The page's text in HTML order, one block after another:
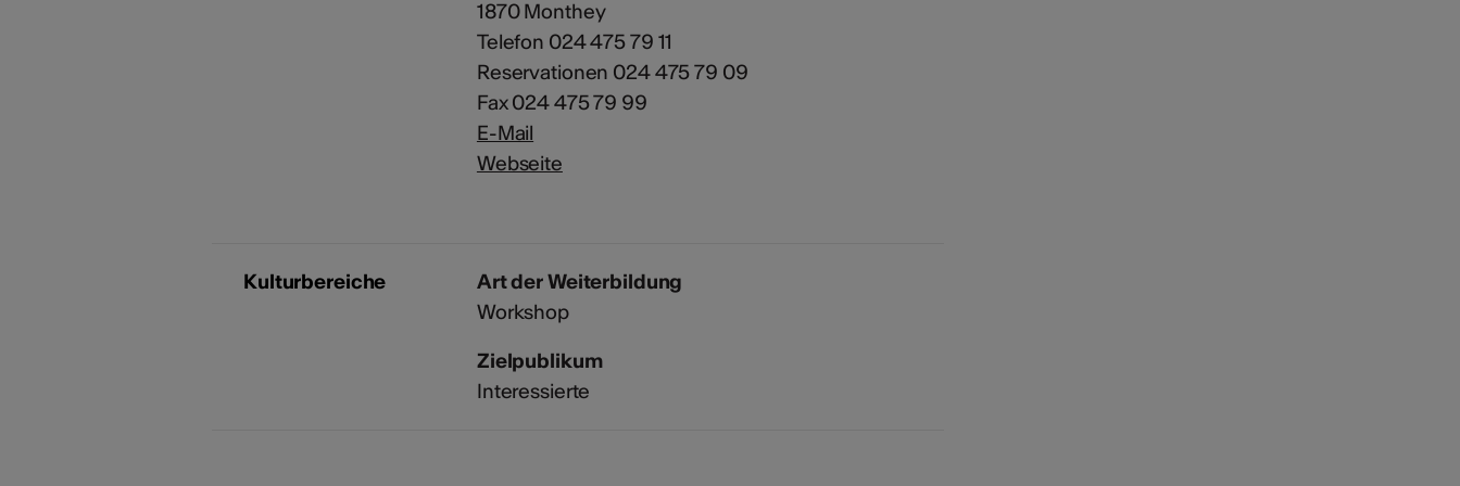
1870 Monthey
Telefon 024 475 79 11
Reservationen 024 475 79 09
Fax 024 475 79 99
E-Mail
Webseite
Kulturbereiche
Art der Weiterbildung
Workshop
Zielpublikum
Interessierte